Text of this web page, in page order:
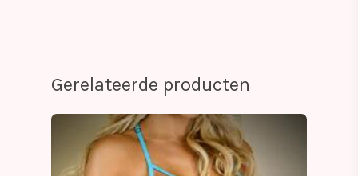
Gerelateerde producten